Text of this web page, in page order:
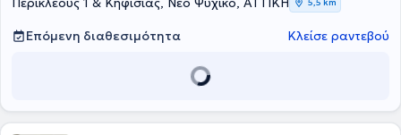
Επόμενη διαθεσιμότητα Κλείσε ραντεβού